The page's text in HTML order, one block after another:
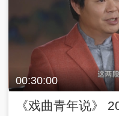
00:30:00
《戏曲青年说》